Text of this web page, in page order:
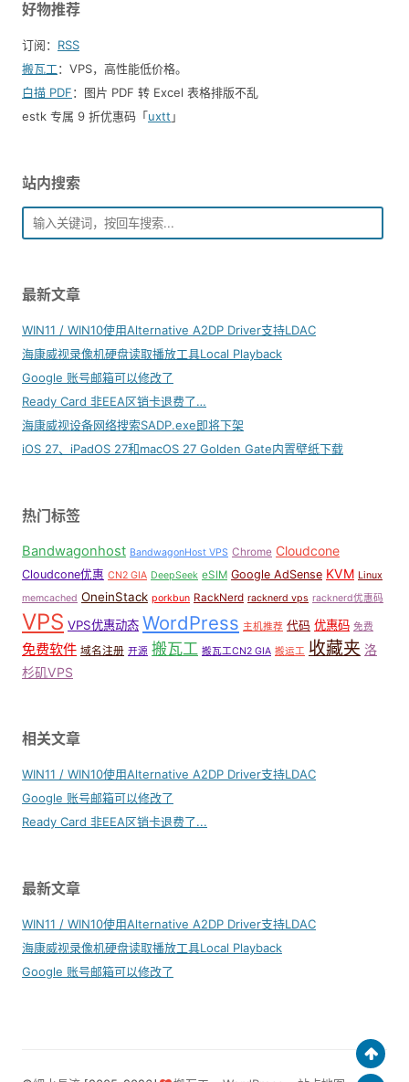
好物推荐
订阅： RSS
搬瓦工：VPS，高性能低价格。️
白描 PDF：图片 PDF 转 Excel 表格排版不乱
estk 专属 9 折优惠码「uxtt 」
站内搜索
最新文章
WIN11 / WIN10使用Alternative A2DP Driver支持LDAC
海康威视录像机硬盘读取播放工具Local Playback
Google 账号邮箱可以修改了
Ready Card 非EEA区销卡退费了…
海康威视设备网络搜索SADP.exe即将下架
iOS 27、iPadOS 27和macOS 27 Golden Gate内置壁纸下载
热门标签
Bandwagonhost BandwagonHost VPS Chrome Cloudcone
Cloudcone优惠 CN2 GIA DeepSeek eSIM Google AdSense KVM Linux
memcached OneinStack porkbun RackNerd racknerd vps racknerd优惠码
VPS VPS优惠动态 WordPress 主机推荐 代码 优惠码 免费
免费软件 域名注册 开源 搬瓦工 搬瓦工CN2 GIA 搬运工 收藏夹 洛
杉矶VPS
相关文章
WIN11 / WIN10使用Alternative A2DP Driver支持LDAC
Google 账号邮箱可以修改了
Ready Card 非EEA区销卡退费了...
最新文章
WIN11 / WIN10使用Alternative A2DP Driver支持LDAC
海康威视录像机硬盘读取播放工具Local Playback
Google 账号邮箱可以修改了